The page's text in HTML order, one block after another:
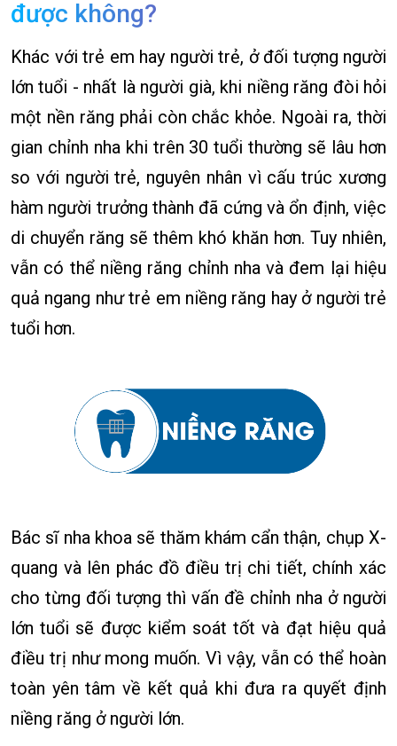
được không?
Khác với trẻ em hay người trẻ, ở đối tượng người
lớn tuổi - nhất là người già, khi niềng răng đòi hỏi
một nền răng phải còn chắc khỏe. Ngoài ra, thời
gian chỉnh nha khi trên 30 tuổi thường sẽ lâu hơn
so với người trẻ, nguyên nhân vì cấu trúc xương
hàm người trưởng thành đã cứng và ổn định, việc
di chuyển răng sẽ thêm khó khăn hơn. Tuy nhiên,
vẫn có thể niềng răng chỉnh nha và đem lại hiệu
quả ngang như trẻ em niềng răng hay ở người trẻ
tuổi hơn.
Bác sĩ nha khoa sẽ thăm khám cẩn thận, chụp X-
quang và lên phác đồ điều trị chi tiết, chính xác
cho từng đối tượng thì vấn đề chỉnh nha ở người
lớn tuổi sẽ được kiểm soát tốt và đạt hiệu quả
điều trị như mong muốn. Vì vậy, vẫn có thể hoàn
toàn yên tâm về kết quả khi đưa ra quyết định
niềng răng ở người lớn.